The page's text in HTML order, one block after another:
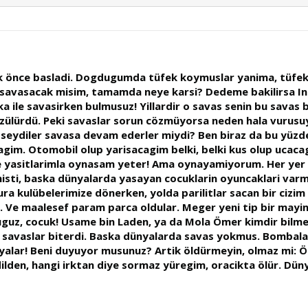
basladi. Dogdugumda tüfek koymuslar yanima,
misim, tamamda neye karsi? Dedeme bakilirsa
ile savasirken bulmusuz! Yillardir o savas senin bu savas
Peki savaslar sorun cözmüyorsa neden hala
savasa devam ederler miydi? Ben biraz da bu
Otomobil olup yarisacagim belki, belki kus olup
oynasam yeter! Ama oynayamiyorum. Her
baska dünyalarda yasayan cocuklarin oyuncaklari
kulübelerimize dönerken, yolda parilitlar sacan bir
maalesef param parca oldular. Meger yeni tip bir
cocuk! Usame bin Laden, ya da Mola Ömer kimdir
savaslar biterdi. Baska dünyalarda savas yokmus.
Beni duyuyor musunuz? Artik öldürmeyin, olmaz mi:
hangi irktan diye sormaz yüregim, oracikta ölür.